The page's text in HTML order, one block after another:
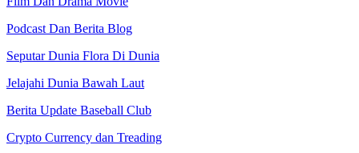
Podcast Dan Berita Blog
Seputar Dunia Flora Di Dunia
Jelajahi Dunia Bawah Laut
Berita Update Baseball Club
Crypto Currency dan Treading